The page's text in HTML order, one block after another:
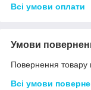
Всі умови оплати
Умови
Повернення товару
Всі умови